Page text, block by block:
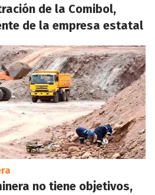
de la Comibol,
de la empresa estatal
no tiene objetivos,